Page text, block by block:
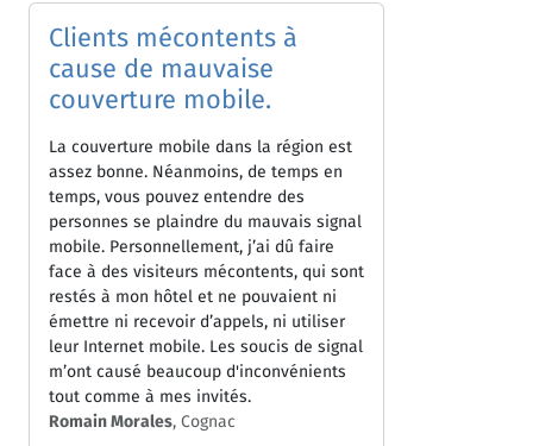
Clients mécontents à
cause de mauvaise
couverture mobile.
La couverture mobile dans la région est
assez bonne. Néanmoins, de temps en
temps, vous pouvez entendre des
personnes se plaindre du mauvais signal
mobile. Personnellement, j’ai dû faire
face à des visiteurs mécontents, qui sont
restés à mon hôtel et ne pouvaient ni
émettre ni recevoir d’appels, ni utiliser
leur Internet mobile. Les soucis de signal
m’ont causé beaucoup d'inconvénients
tout comme à mes invités.
Romain Morales, Cognac